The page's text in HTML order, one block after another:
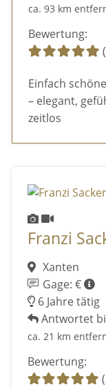
ca. 93 km
Bewertung:
Einfach
– elegant,
zeitlos
Franzi
Xanten
Gage: €
6 Jahre tätig
Antwortet
ca. 21 km
Bewertung: